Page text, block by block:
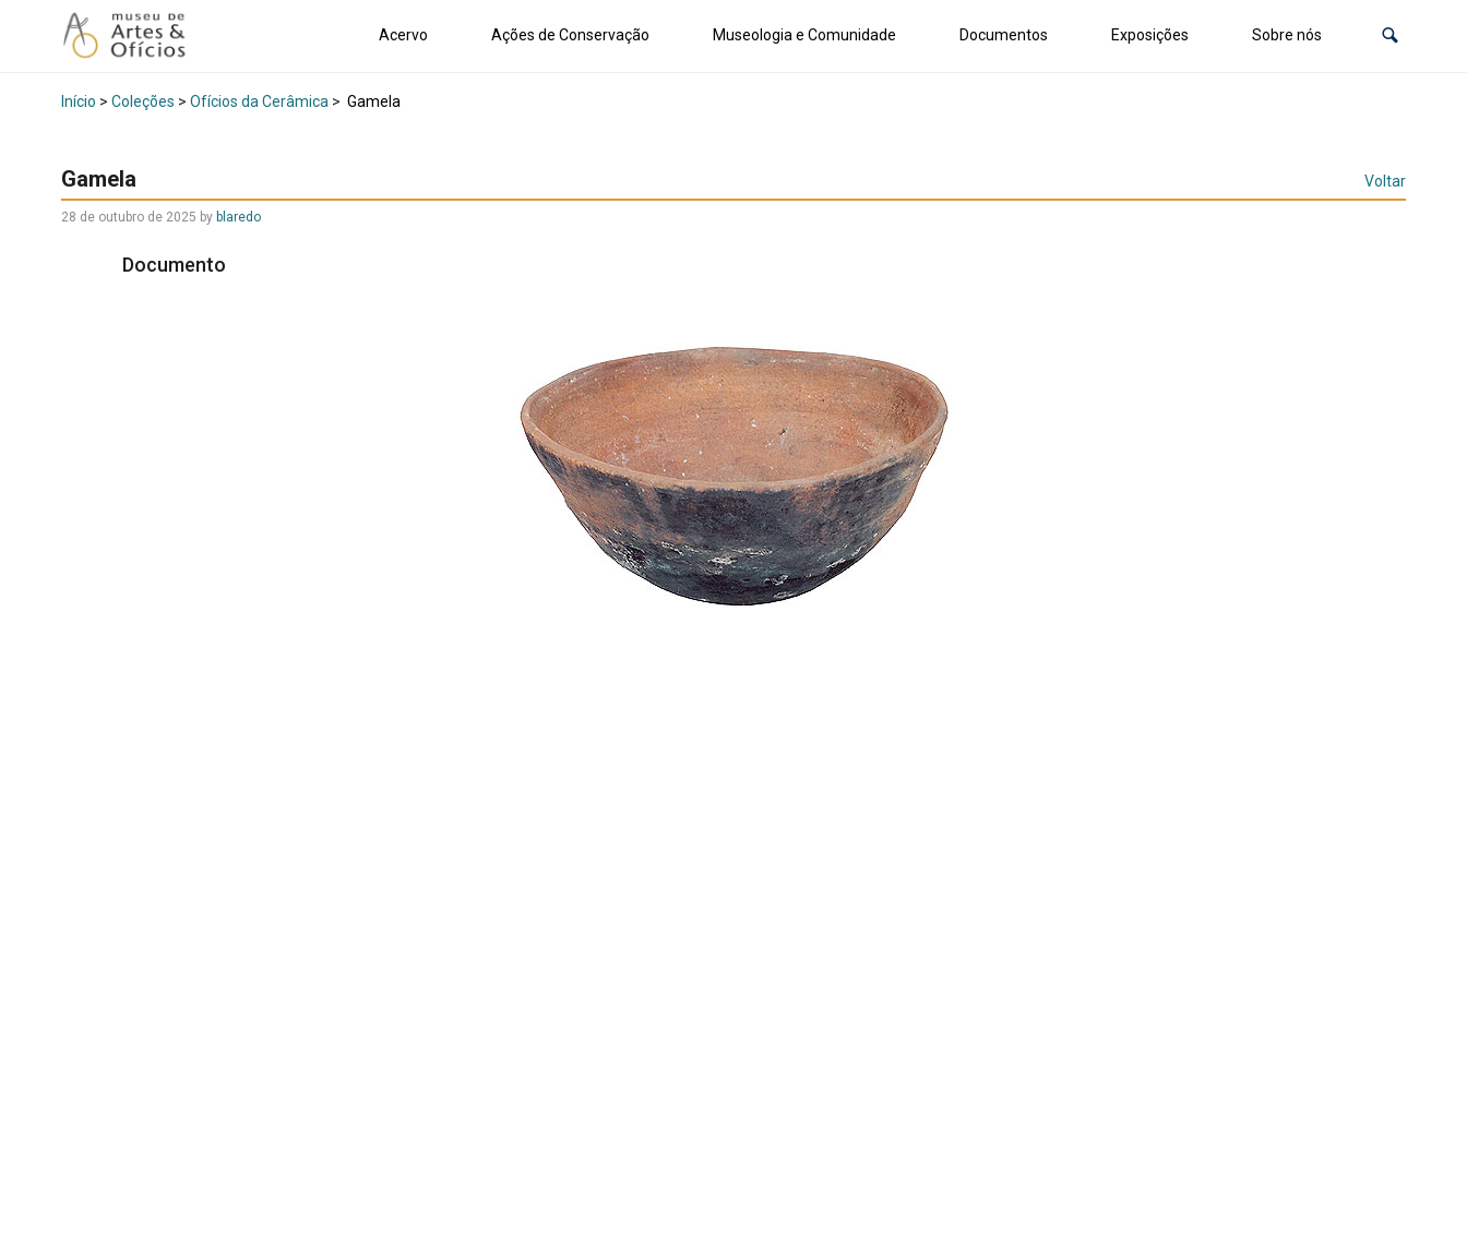
Acervo Ações de Conservação Museologia e Comunidade Documentos Exposições Sobre nós
Início > Coleções > Ofícios da Cerâmica > Gamela
Gamela Voltar
28 de outubro de 2025 by blaredo
Documento